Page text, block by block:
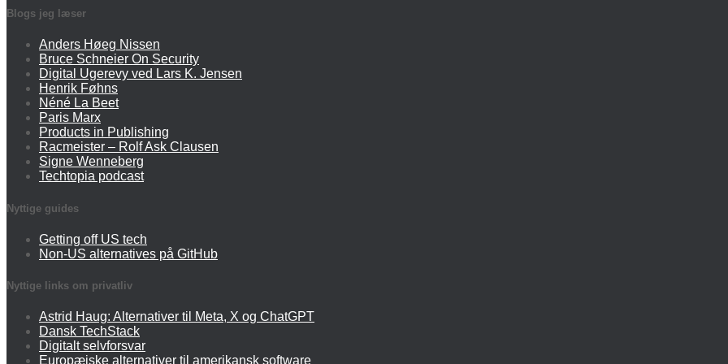
Blogs jeg læser
Anders Høeg Nissen
Bruce Schneier On Security
Digital Ugerevy ved Lars K. Jensen
Henrik Føhns
Néné La Beet
Paris Marx
Products in Publishing
Racmeister – Rolf Ask Clausen
Signe Wenneberg
Techtopia podcast
Nyttige guides
Getting off US tech
Non-US alternatives på GitHub
Nyttige links om privatliv
Astrid Haug: Alternativer til Meta, X og ChatGPT
Dansk TechStack
Digitalt selvforsvar
Europæiske alternativer til amerikansk software